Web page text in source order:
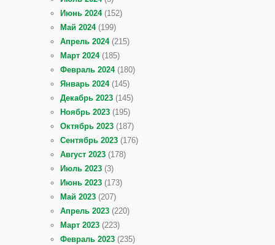
Июнь 2024(152)
Май 2024(199)
Апрель 2024(215)
Март 2024(185)
Февраль 2024(180)
Январь 2024(145)
Декабрь 2023 (145)
Ноябрь 2023 (195)
Октябрь 2023 (187)
Сентябрь 2023 (176)
Август 2023 (178)
Июль 2023 (3)
Июнь 2023 (173)
Май 2023 (207)
Апрель 2023 (220)
Март 2023 (223)
Февраль 2023 (235)